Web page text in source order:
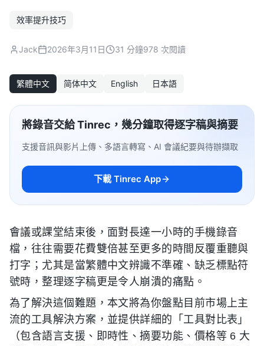
效率提升技巧
Jack 2026年3月11日 31 分鐘978 次閱讀
繁體中文 简体中文 English 日本語
將錄音交給 Tinrec，幾分鐘取得逐字稿與摘要
支援音訊與影片上傳、多語言轉寫、AI 會議紀要與待辦擷取
下載 Tinrec App
會議或課堂結束後，面對長達一小時的手機錄音
檔，往往需要花費雙倍甚至更多的時間反覆重聽與
打字；尤其是當繁體中文辨識不準確、缺乏標點符
號時，整理逐字稿更是令人崩潰的痛點。
為了解決這個難題，本文將為你盤點目前市場上主
流的工具解決方案，並提供詳細的「工具對比表」
（包含語言支援、即時性、摘要功能、價格等 6 大